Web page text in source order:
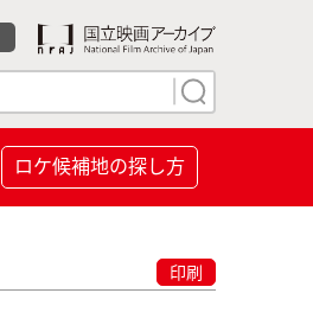
ロケ候補地の探し方
印刷